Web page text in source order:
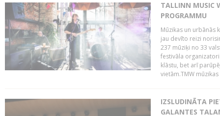
TALLINN MUSIC
PROGRAMMU
Mūzikas un urbānās
jau devīto reizi
237 mūziķi no 33
festivāla
klāstu, bet arī
vietām.TMW
IZSLUDINĀTA
GALANTES